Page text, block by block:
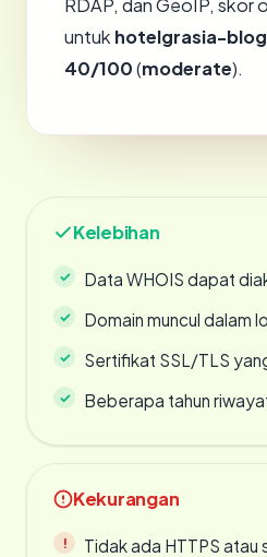
RDAP, dan GeoIP, skor
untuk hotelgrasia-
40/100(moderate).
Kelebihan
Data WHOIS dapat
Domain muncul dalam
Sertifikat SSL/TLS
Beberapa tahun
Kekurangan
Tidak ada HTTPS atau